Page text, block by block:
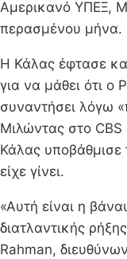
Αμερικανό ΥΠΕΞ,
περασμένου μήνα.
Η Κάλας έφτασε
για να μάθει ότι ο
συναντήσει λόγω
Μιλώντας στο CBS
Κάλας
είχε γίνει.
«Αυτή είναι η
διατλαντικής
Rahman,